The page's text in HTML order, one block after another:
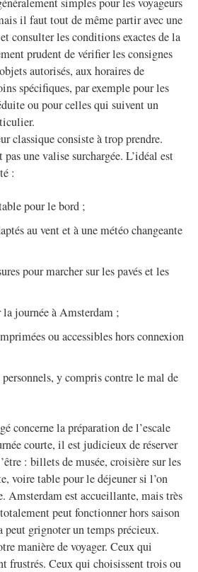
il faut tout de même partir avec une
consulter les conditions exactes de la
prudent de vérifier les consignes
autorisés, aux horaires de
spécifiques, par exemple pour les
ou pour celles qui suivent un
classique consiste à trop prendre.
une valise surchargée. L’idéal est
:
pour le bord ;
au vent et à une météo changeante
pour marcher sur les pavés et les
la journée à Amsterdam ;
ou accessibles hors connexion
y compris contre le mal de
concerne la préparation de l’escale
courte, il est judicieux de réserver
: billets de musée, croisière sur les
voire table pour le déjeuner si l’on
Amsterdam est accueillante, mais très
peut fonctionner hors saison
peut grignoter un temps précieux.
manière de voyager. Ceux qui
frustrés. Ceux qui choisissent trois ou